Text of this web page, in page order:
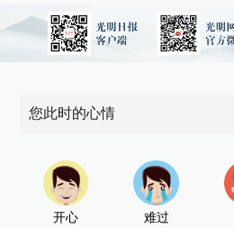
您此时的心情
开心 难过